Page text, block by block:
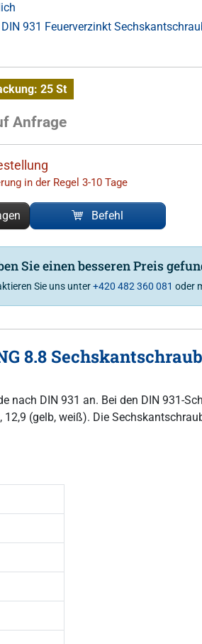
DIN 931 Feuerverzinkt
25 St
Anfrage
in der Regel 3-10 Tage
Befehl
Sie einen besseren Preis
Sie uns unter+420 482 360 081 oder
8.8
DIN 931 an. Bei den DIN 931-
(gelb, weiß). Die